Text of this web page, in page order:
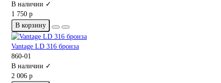
В наличии ✓
1 750 р
В корзину
Vantage LD 316 бронза
860-01
В наличии ✓
2 006 р